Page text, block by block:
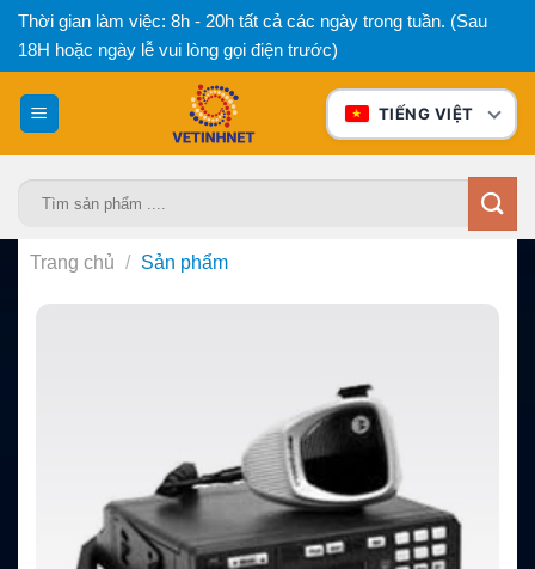
Bỏ
qua
nội
dung
Thời gian làm việc: 8h - 20h tất cả các ngày trong tuần. (Sau
18H hoặc ngày lễ vui lòng gọi điện trước)
TIẾNG VIỆT
Trang chủ / Sản phẩm